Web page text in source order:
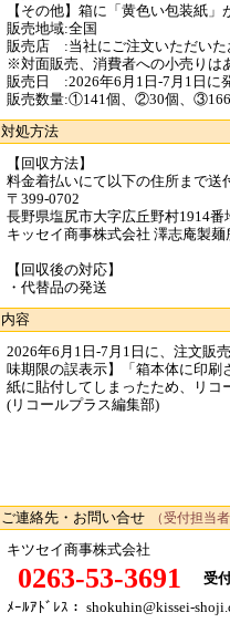
【その他】箱に「黄色い包装紙
販売地域:全国
販売店 :当社にご注文いただいた
※対面販売、消費者への小売りは
販売日 :2026年6月1日-7月1日に
販売数量:①141個、②30個、
対処方法
【回収方法】
料金着払いにて以下の住所まで送
〒399-0702
長野県塩尻市大字広丘野村1914番
キッセイ商事株式会社 澤志庵製麺
【回収後の対応】
・代替品の発送
内容
2026年6月1日-7月1日に、注文販
味期限の誤表示】「箱本体に印刷
紙に貼付してしまったため、リコ
(リコールプラス編集部)
ご連絡先・お問い合せ （受付担当
キツセイ商事株式会社
0263-53-3691
受
ﾒｰﾙｱﾄﾞﾚｽ： shokuhin@kissei-